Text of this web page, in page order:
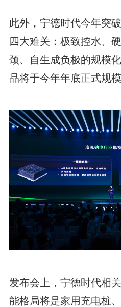
此外，宁德时代今年突
四大难关：极致控水、
颈、自生成负极的规模
品将于今年年底正式规模
发布会上，宁德时代相
能格局将是家用充电桩